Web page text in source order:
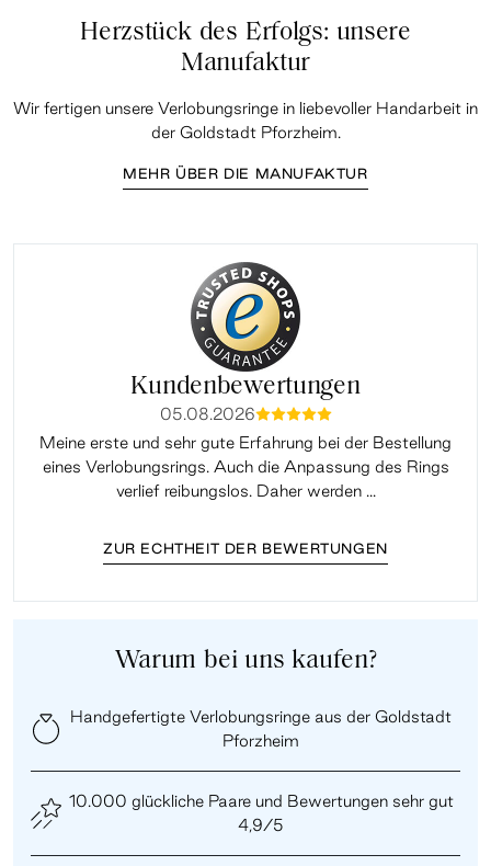
Herzstück des Erfolgs: unsere
Manufaktur
Wir fertigen unsere Verlobungsringe in liebevoller Handarbeit in
der Goldstadt Pforzheim.
MEHR ÜBER DIE MANUFAKTUR
Kundenbewertungen
05.08.2026mmmmm
Meine erste und sehr gute Erfahrung bei der Bestellung
eines Verlobungsrings. Auch die Anpassung des Rings
verlief reibungslos. Daher werden ...
ZUR ECHTHEIT DER BEWERTUNGEN
Warum bei uns kaufen?
Handgefertigte Verlobungsringe aus der Goldstadt
Pforzheim
10.000 glückliche Paare und Bewertungen sehr gut
4,9/5